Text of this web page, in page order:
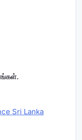
Sri Lanka